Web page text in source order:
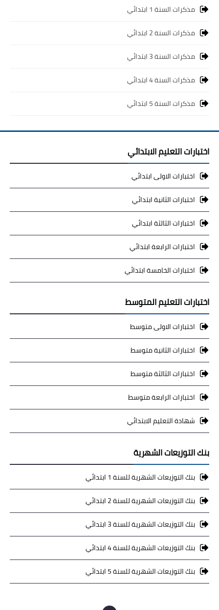
مذكرات السنة 1 ابتدائي
مذكرات السنة 2 ابتدائي
مذكرات السنة 3 ابتدائي
مذكرات السنة 4 ابتدائي
مذكرات السنة 5 ابتدائي
اختبارات التعليم الابتدائي
اختبارات الاولى ابتدائي
اختبارات الثانية ابتدائي
اختبارات الثالثة ابتدائي
اختبارات الرابعة ابتدائي
اختبارات الخامسة ابتدائي
اختبارات التعليم المتوسط
اختبارات الاولى متوسط
اختبارات الثانية متوسط
اختبارات الثالثة متوسط
اختبارات الرابعة متوسط
شهادة التعليم الابتدائي
بنك التوزيعات الشهرية
بنك التوزيعات الشهرية للسنة 1 ابتدائي
بنك التوزيعات الشهرية للسنة 2 ابتدائي
بنك التوزيعات الشهرية للسنة 3 ابتدائي
بنك التوزيعات الشهرية للسنة 4 ابتدائي
بنك التوزيعات الشهرية للسنة 5 ابتدائي